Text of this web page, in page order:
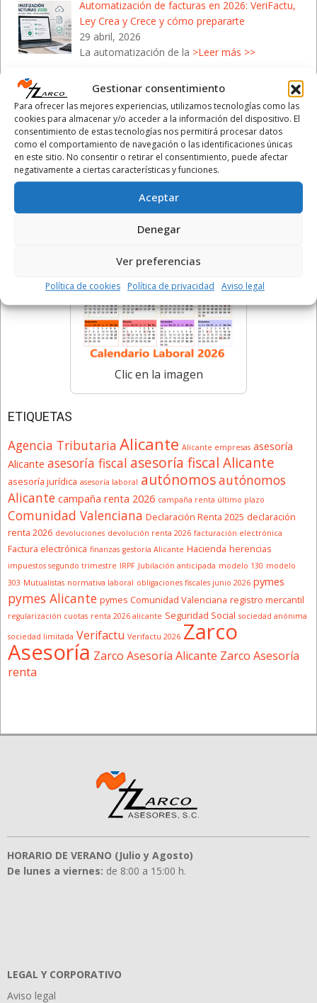
Gestionar consentimiento
Para ofrecer las mejores experiencias, utilizamos tecnologías como las
cookies para almacenar y/o acceder a la información del dispositivo. El
consentimiento de estas tecnologías nos permitirá procesar datos
como el comportamiento de navegación o las identificaciones únicas
en este sitio. No consentir o retirar el consentimiento, puede afectar
negativamente a ciertas características y funciones.
Aceptar
Denegar
Ver preferencias
Política de cookies Política de privacidad Aviso legal
Automatización de facturas en 2026: VeriFactu,
Ley Crea y Crece y cómo prepararte
29 abril, 2026
La automatización de la >Leer más >>
Campaña de la Renta 2026: Cómo protegerte de
las estafas de Hacienda
28 abril, 2026
Con el inicio de la Campaña de la>Leer más >>
- Comunidad Valenciana
Clic en la imagen
ETIQUETAS
Agencia Tributaria Alicante Alicante empresas asesoría
Alicante asesoría fiscal asesoría fiscal Alicante
asesoría jurídica asesoría laboral autónomosautónomos
Alicante campaña renta 2026 campaña renta último plazo
Comunidad Valenciana Declaración Renta 2025 declaración
renta 2026 devoluciones devolución renta 2026 facturación electrónica
Factura electrónica finanzas gestoría Alicante Hacienda herencias
impuestos segundo trimestre IRPF Jubilación anticipada modelo 130 modelo
303 Mutualistas normativa laboral obligaciones fiscales junio 2026 pymes
pymes Alicante pymes Comunidad Valenciana registro mercantil
regularización cuotas renta 2026 alicante Seguridad Social sociedad anónima
sociedad limitada Verifactu Verifactu 2026 Zarco
Asesoría Zarco Asesoría Alicante Zarco Asesoría
renta
HORARIO DE VERANO (Julio y Agosto)
De lunes a viernes: de 8:00 a 15:00 h.
LEGAL Y CORPORATIVO
Aviso legal